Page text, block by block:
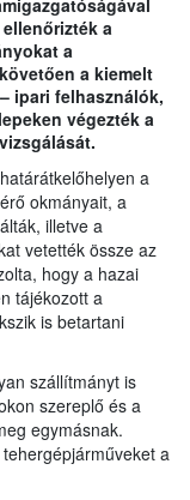
a
a
a kiemelt
ipari felhasználók,
végezték a
a
okmányait, a
illetve a
vetették össze az
hogy a hazai
tájékozott a
is betartani
szállítmányt is
szereplő és a
egymásnak.
a